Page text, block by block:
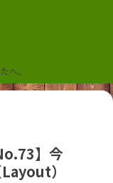
へ。
】今
）